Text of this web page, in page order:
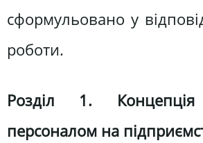
сформульовано у
роботи.
Розділ 1. Концепція
персоналом на